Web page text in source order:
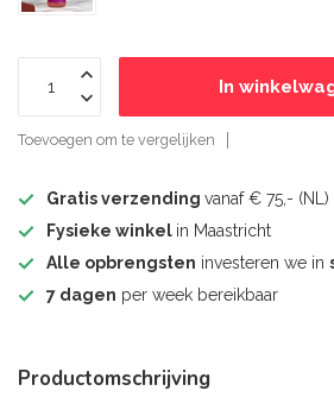
In
Toevoegen om te vergelijken
Gratis verzending vanaf € 75,- (NL)
Fysieke winkel in Maastricht
Alle opbrengsten investeren we in
7 dagen per week bereikbaar
Productomschrijving